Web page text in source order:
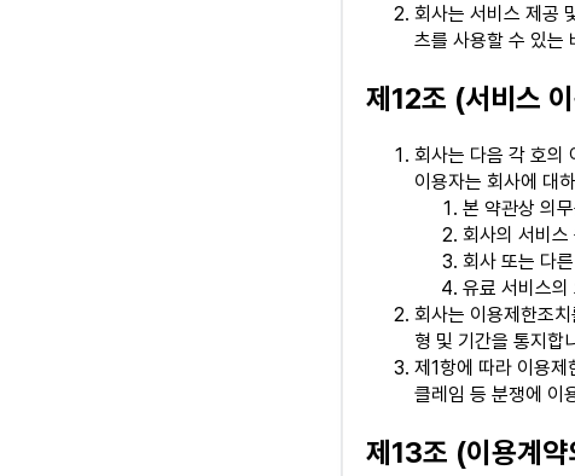
회사는 서비스 제공
츠를 사용할 수 있는
제12조 (서비스
회사는 다음 각 호의
이용자는 회사에 대
본 약관상 의
회사의 서비스
회사 또는 다
유료 서비스의
회사는 이용제한조
형 및 기간을 통지합
제1항에 따라 이용
클레임 등 분쟁에 이
제13조 (이용계